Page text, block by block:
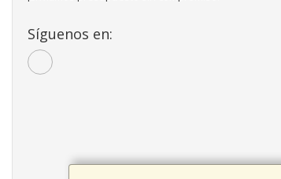
Síguenos en: